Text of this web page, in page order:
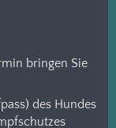
bringen Sie
des Hundes